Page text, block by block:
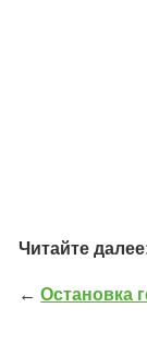
Читайте
←Остановка